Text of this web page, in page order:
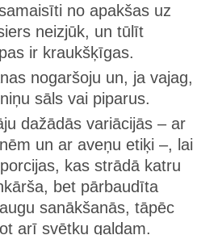
no apakšas uz
neizjūk, un tūlīt
ir kraukšķīgas.
nogaršoju un, ja vajag,
sāls vai piparus.
dažādās variācijās – ar
un ar aveņu etiķi –, lai
kas strādā katru
bet pārbaudīta
sanākšanās, tāpēc
arī svētku galdam.